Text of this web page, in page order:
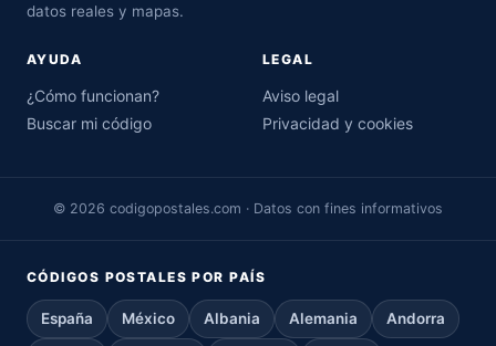
datos reales y mapas.
AYUDA
¿Cómo funcionan?
Buscar mi código
LEGAL
Aviso legal
Privacidad y cookies
© 2026 codigopostales.com · Datos con fines informativos
CÓDIGOS POSTALES POR PAÍS
España México Albania Alemania Andorra